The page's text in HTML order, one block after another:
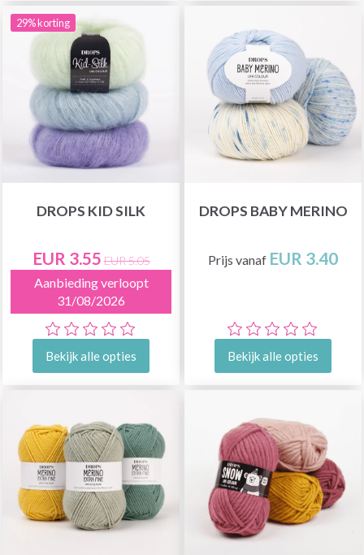
29% korting
DROPS KID SILK
EUR 3.55 EUR 5.05
Aanbieding verloopt
31/08/2026
Bekijk alle opties
DROPS BABY MERINO
Prijs vanaf EUR 3.40
Bekijk alle opties